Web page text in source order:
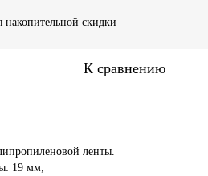
накопительной скидки
К сравнению
ленты.
19 мм;